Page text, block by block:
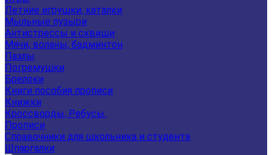
Летние игрушки, каталки
Мыльные пузыри
Антистрессы и сквиши
Мячи, воланы, бадминтон
Пазлы
Погремушки
Брелоки
Книги пособия прописи
Книжки
Кроссворды, Ребусы.
Прописи
Справочники для школьника и студента
Шпаргалки